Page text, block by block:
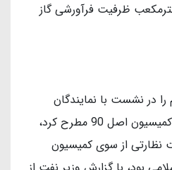
میلیون مترمکعب ظرفیت فرآورشی گاز
در نشست با نمایندگان
مجلس شورای اسلامی در کمیسیون اصل 90 مطرح کرد،
از سوی کمیسیون